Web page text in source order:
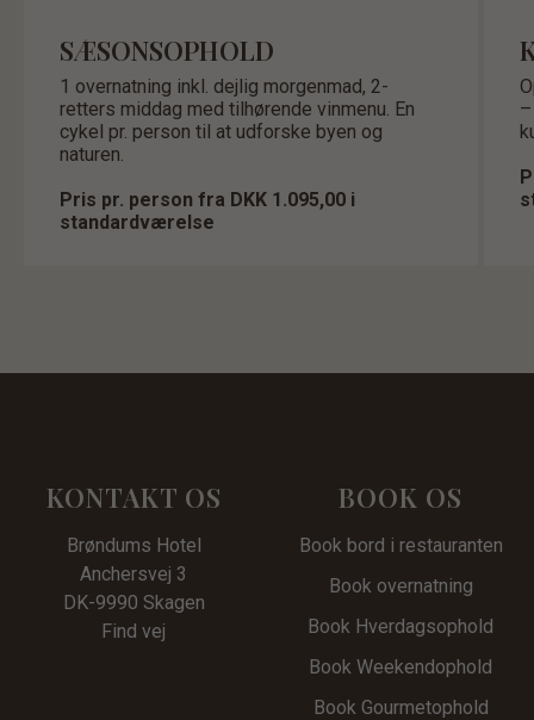
SÆSONSOPHOLD
1 overnatning inkl. dejlig morgenmad, 2-
retters middag med tilhørende vinmenu. En
cykel pr. person til at udforske byen og
naturen.
Pris pr. person fra DKK 1.095,00 i
standardværelse
KONTAKT OS
Brøndums Hotel
Anchersvej 3
DK-9990 Skagen
Find vej
BOOK OS
Book bord i restauranten
Book overnatning
Book Hverdagsophold
Book Weekendophold
Book Gourmetophold